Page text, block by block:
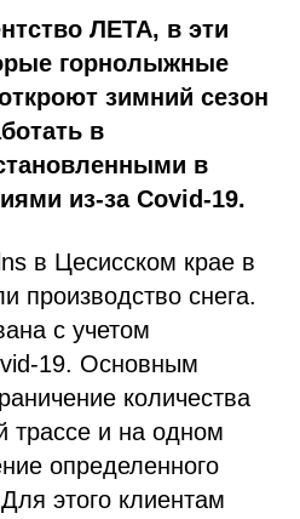
ЛЕТА, в эти
горнолыжные
зимний сезон
в
в
из-за Covid-19.
в Цесисском крае в
производство снега.
с учетом
19. Основным
количества
трассе и на одном
определенного
этого клиентам